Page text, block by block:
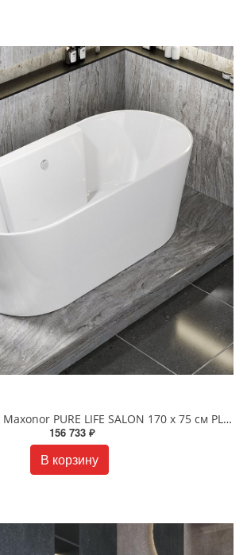
Ванна акриловая Maxonor PURE LIFE SALON 170 х 75 см PL-BT1704 белая
156 733 ₽
В корзину